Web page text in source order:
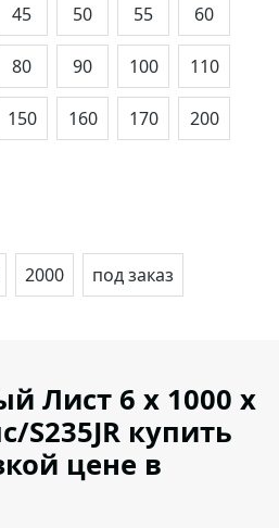
45 50 55 60
80 90 100 110
150 160 170 200
2000 под заказ
Лист 6 х 1000 х
S235JR купить
цене в